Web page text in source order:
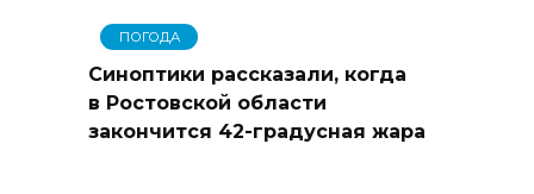
ПОГОДА
Синоптики рассказали, когда
в Ростовской области
закончится 42-градусная жара